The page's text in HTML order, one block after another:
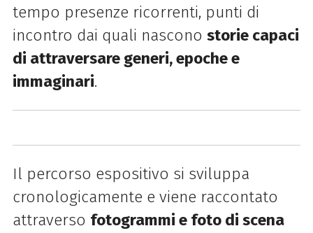
tempo presenze ricorrenti, punti di
incontro dai quali nascono storie capaci
di attraversare generi, epoche e
immaginari.
Il percorso espositivo si sviluppa
cronologicamente e viene raccontato
attraverso fotogrammi e foto di scena